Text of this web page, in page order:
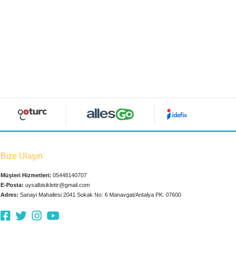
Bize Ulaşın
Müşteri Hizmetleri: 05448140707
E-Posta: uysalbisiklettr@gmail.com
Adres: Sanayi Mahallesi 2041 Sokak No: 6 Manavgat/Antalya PK: 07600